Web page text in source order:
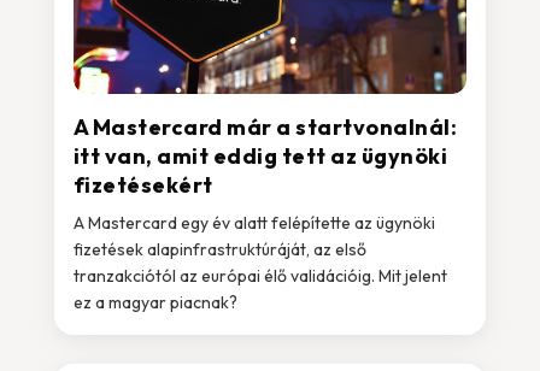
A Mastercard már a startvonalnál:
itt van, amit eddig tett az ügynöki
fizetésekért
A Mastercard egy év alatt felépítette az ügynöki
fizetések alapinfrastruktúráját, az első
tranzakciótól az európai élő validációig. Mit jelent
ez a magyar piacnak?